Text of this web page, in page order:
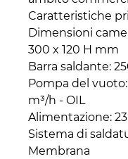
Caratteristiche
Dimensioni
300 x 120 H mm
Barra saldante:
Pompa del
m³/h - OIL
Alimentazione:
Sistema di
Membrana